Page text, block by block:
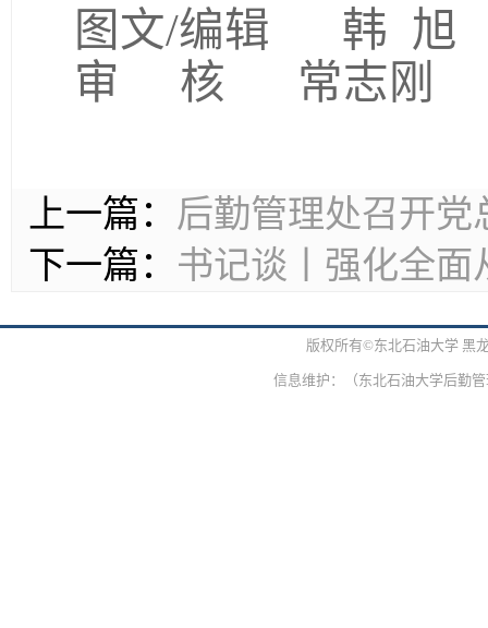
图文/编辑 韩 旭
审
核 常志刚
上一篇： 后勤管理处召开党
下一篇： 书记谈丨强化全
版权所有©东北石油大学 黑
信息维护：（东北石油大学后勤